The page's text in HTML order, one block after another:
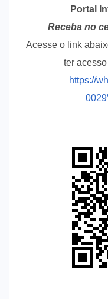
Portal
Receba no
Acesse o link
ter
https://